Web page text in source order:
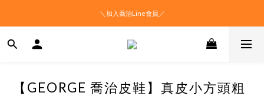
＼加入喬治Line會員／
【GEORGE 喬治皮鞋】真皮小方頭粗